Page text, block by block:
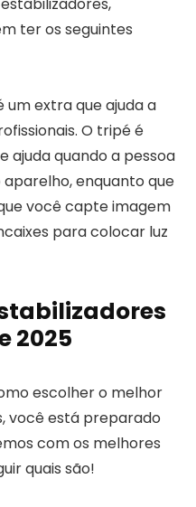
ter os seguintes
extra que ajuda a
O tripé é
ajuda quando a pessoa
enquanto que
você capte imagem
para colocar luz
2025
escolher o melhor
você está preparado
com os melhores
quais são!